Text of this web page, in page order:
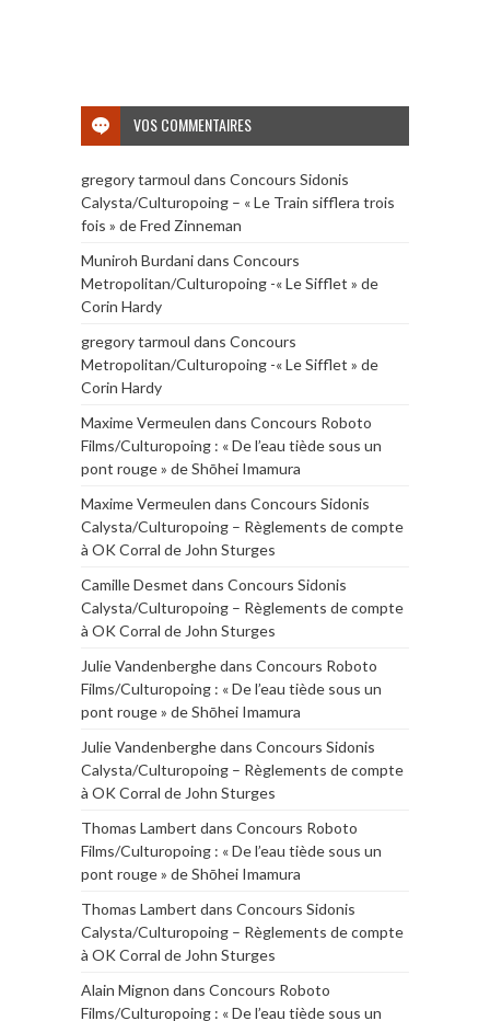
VOS COMMENTAIRES
gregory tarmoul dans Concours Sidonis
Calysta/Culturopoing – « Le Train sifflera trois
fois » de Fred Zinneman
Muniroh Burdanidans Concours
Metropolitan/Culturopoing -« Le Sifflet » de
Corin Hardy
gregory tarmoul dans Concours
Metropolitan/Culturopoing -« Le Sifflet » de
Corin Hardy
Maxime Vermeulen dans Concours Roboto
Films/Culturopoing : « De l’eau tiède sous un
pont rouge » de Shōhei Imamura
Maxime Vermeulen dans Concours Sidonis
Calysta/Culturopoing – Règlements de compte
à OK Corral de John Sturges
Camille Desmet dans Concours Sidonis
Calysta/Culturopoing – Règlements de compte
à OK Corral de John Sturges
Julie Vandenberghedans Concours Roboto
Films/Culturopoing : « De l’eau tiède sous un
pont rouge » de Shōhei Imamura
Julie Vandenberghedans Concours Sidonis
Calysta/Culturopoing – Règlements de compte
à OK Corral de John Sturges
Thomas Lambert dans Concours Roboto
Films/Culturopoing : « De l’eau tiède sous un
pont rouge » de Shōhei Imamura
Thomas Lambert dans Concours Sidonis
Calysta/Culturopoing – Règlements de compte
à OK Corral de John Sturges
Alain Mignon dans Concours Roboto
Films/Culturopoing : « De l’eau tiède sous un